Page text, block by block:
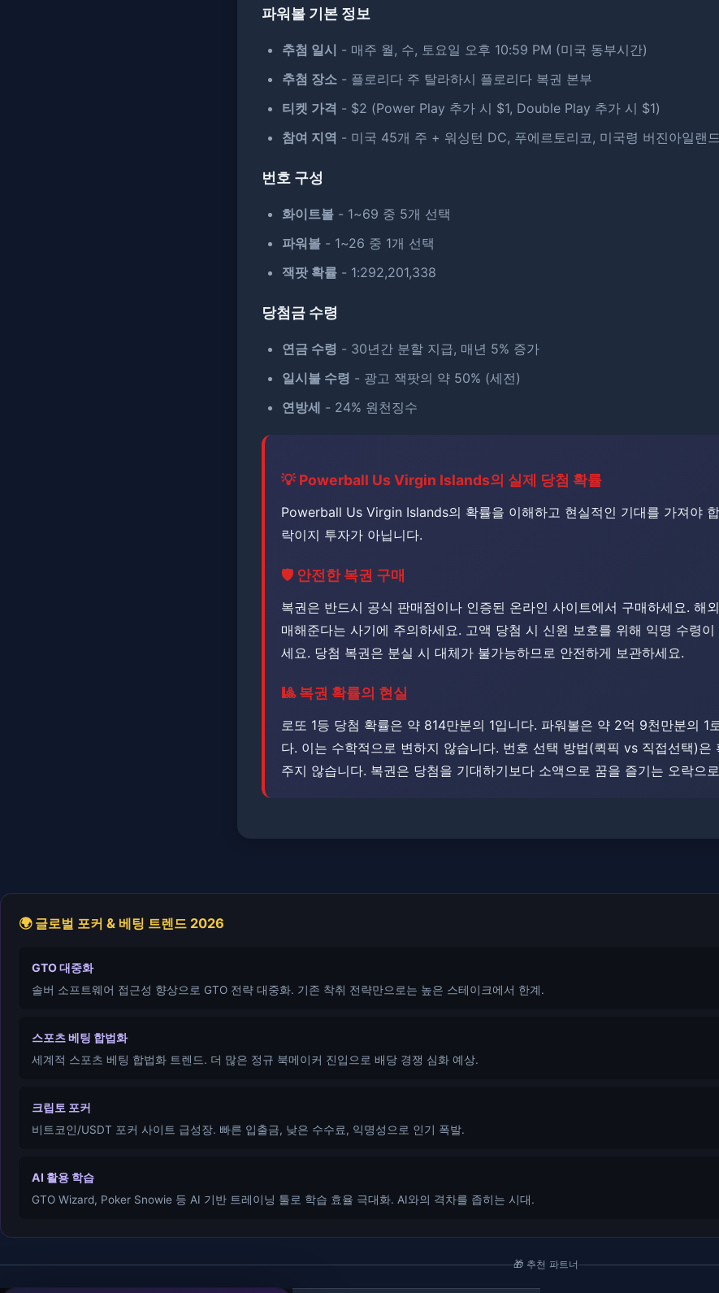
파워볼 기본 정보
추첨 일시 - 매주 월, 수, 토요일 오후 10:59 PM (미국 동부시간)
추첨 장소 - 플로리다 주 탈라하시 플로리다 복권 본부
티켓 가격 - $2 (Power Play 추가 시 $1, Double Play 추가 시 $1)
참여 지역 - 미국 45개 주 + 워싱턴 DC, 푸에르토리코, 미국령 버진아일랜드
번호 구성
화이트볼 - 1~69 중 5개 선택
파워볼 - 1~26 중 1개 선택
잭팟 확률 - 1:292,201,338
당첨금 수령
연금 수령 - 30년간 분할 지급, 매년 5% 증가
일시불 수령 - 광고 잭팟의 약 50% (세전)
연방세 - 24% 원천징수
💡 Powerball Us Virgin Islands의 실제 당첨 확률
Powerball Us Virgin Islands의 확률을 이해하고 현실적인 기대를 가져야
락이지 투자가 아닙니다.
🛡️ 안전한 복권 구매
복권은 반드시 공식 판매점이나 인증된 온라인 사이트에서 구매하세요. ​해
매해준다는 사기에 주의하세요. 고액 당첨 시 신원 보호를 위해 익명 수령
세요. ​​당첨 복권은 분실 시 대체가 불가능하므로 안전하게 보관하세요.
🎱 복권 확률의 현실
로또 1등 당첨 확률은 약 814만분의 1입니다. 파워볼은 약 2억 9천만분의 1
다. ​​이는 수학적으로 변하지 않습니다. ​​번호 선택 방법(퀵픽 vs 직접선택)은
주지 않습니다. ​복권은 당첨을 기대하기보다 소액으로 꿈을 즐기는 오락으
🌍 글로벌 포커 & 베팅 트렌드 2026
GTO 대중화
솔버 소프트웨어 접근성 향상으로 GTO 전략 대중화. 기존 착취 전략만으로는 높은 스테이크에서 한계.
스포츠 베팅 합법화
세계적 스포츠 베팅 합법화 트렌드. 더 많은 정규 북메이커 진입으로 배당 경쟁 심화 예상.
크립토 포커
비트코인/USDT 포커 사이트 급성장. 빠른 입출금, 낮은 수수료, 익명성으로 인기 폭발.
AI 활용 학습
GTO Wizard, Poker Snowie 등 AI 기반 트레이닝 툴로 학습 효율 극대화. AI와의 격차를 좁히는 시대.
🎁 추천 파트너